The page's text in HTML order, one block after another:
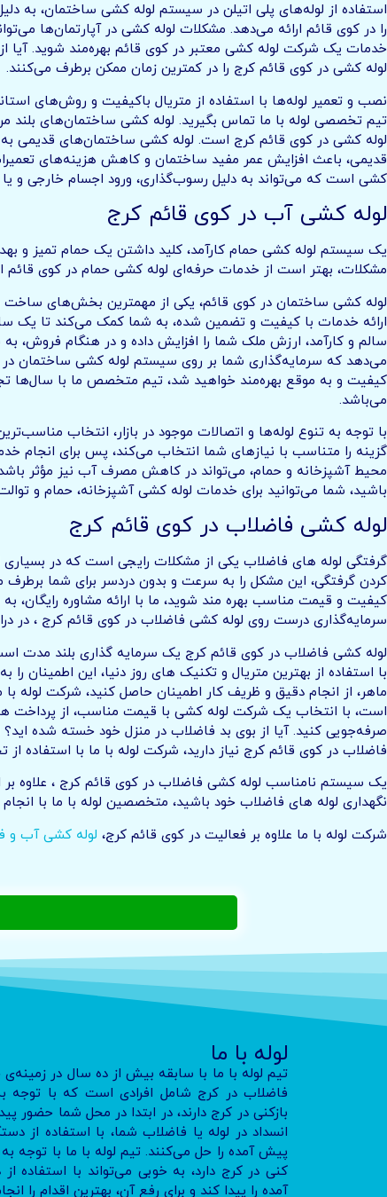
استفاده از لوله‌های پلی اتیلن در سیستم لوله کشی ساختمان، به
را در کوی قائم ارائه می‌دهد. مشکلات لوله کشی در آپارتمان‌ها
خدمات یک شرکت لوله کشی معتبر در کوی قائم بهره‌مند شوید. آیا
لوله کشی در کوی قائم کرج را در کمترین زمان ممکن برطرف می‌کنند.
نصب و تعمیر لوله‌ها با استفاده از متریال باکیفیت و روش‌های
تیم تخصصی لوله با ما تماس بگیرید. لوله کشی ساختمان‌های بلند
لوله کشی در کوی قائم کرج است. لوله کشی ساختمان‌های قدیمی به
قدیمی، باعث افزایش عمر مفید ساختمان و کاهش هزینه‌های
کشی است که می‌تواند به دلیل رسوب‌گذاری، ورود اجسام خارجی و
لوله کشی آب در کوی قائم کرج
یک سیستم لوله کشی حمام کارآمد، کلید داشتن یک حمام تمیز و
مشکلات، بهتر است از خدمات حرفه‌ای لوله کشی حمام در کوی قائم
لوله کشی ساختمان در کوی قائم، یکی از مهمترین بخش‌های ساخت و
ارائه خدمات با کیفیت و تضمین شده، به شما کمک می‌کند تا یک
سالم و کارآمد، ارزش ملک شما را افزایش داده و در هنگام فروش،
می‌دهد که سرمایه‌گذاری شما بر روی سیستم لوله کشی ساختمان در
کیفیت و به موقع بهره‌مند خواهید شد، تیم متخصص ما با سال‌ها
می‌باشد.
با توجه به تنوع لوله‌ها و اتصالات موجود در بازار، انتخاب
گزینه را متناسب با نیازهای شما انتخاب می‌کند، پس برای انجام
محیط آشپزخانه و حمام، می‌تواند در کاهش مصرف آب نیز مؤثر
باشید، شما می‌توانید برای خدمات لوله‌ کشی آشپزخانه، حمام و
لوله کشی فاضلاب در کوی قائم کرج
گرفتگی لوله های فاضلاب یکی از مشکلات رایجی است که در بسیاری
کردن گرفتگی، این مشکل را به سرعت و بدون دردسر برای شما برطرف
کیفیت و قیمت مناسب بهره مند شوید، ما با ارائه مشاوره
سرمایه‌گذاری درست روی لوله کشی فاضلاب در کوی قائم کرج ، در
لوله کشی فاضلاب در کوی قائم کرج یک سرمایه گذاری بلند مدت
با استفاده از بهترین متریال و تکنیک های روز دنیا، این
ماهر، از انجام دقیق و ظریف کار اطمینان حاصل کنید، شرکت لوله با
است، با انتخاب یک شرکت لوله کشی با قیمت مناسب، از پرداخت
صرفه‌جویی کنید. آیا از بوی بد فاضلاب در منزل خود خسته شده
فاضلاب در کوی قائم کرج نیاز دارید، شرکت لوله با ما با استفاده
یک سیستم نامناسب لوله کشی فاضلاب در کوی قائم کرج ، علاوه بر
نگهداری لوله های فاضلاب خود باشید، متخصصین لوله با ما با
شرکت لوله با ما علاوه بر فعالیت در کوی قائم کرج، لوله کشی آب و
لوله با ما
تیم لوله با ما با سابقه بیش از ده سال در
فاضلاب در کرج شامل افرادی است که با توجه
بازکنی در کرج دارند، در ابتدا در محل شما
انسداد در لوله یا فاضلاب شما، با استفاده
پیش آمده را حل می‌کنند. تیم لوله با ما با توجه
کنی در کرج دارد، به خوبی می‌تواند با
آمده را پیدا کند و برای رفع آن، بهترین اقدام را